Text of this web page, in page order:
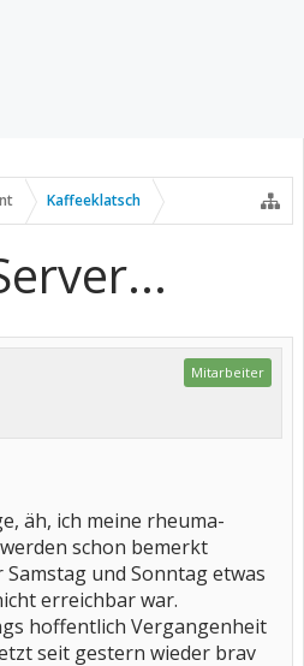
Kaffeeklatsch
Mitarbeiter
äh, ich meine rheuma-
schon bemerkt
Samstag und Sonntag etwas
erreichbar war.
hoffentlich Vergangenheit
seit gestern wieder brav